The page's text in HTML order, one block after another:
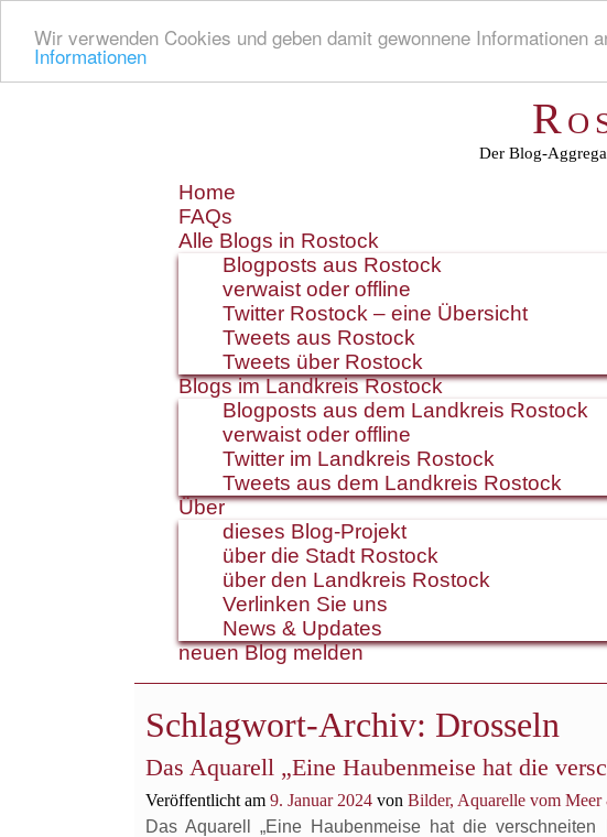
Wir verwenden Cookies und geben damit gewonnene Informationen
Informationen
Der Blog-
Inhalt
springen
Home
FAQs
Alle Blogs in Rostock
Blogposts aus Rostock
verwaist oder offline
Twitter Rostock – eine Übersicht
Tweets aus Rostock
Tweets über Rostock
Blogs im Landkreis Rostock
Blogposts aus dem Landkreis Rostock
verwaist oder offline
Twitter im Landkreis Rostock
Tweets aus dem Landkreis Rostock
Über
dieses Blog-Projekt
über die Stadt Rostock
über den Landkreis Rostock
Verlinken Sie uns
News & Updates
neuen Blog melden
Schlagwort-Archiv: Drosseln
Das Aquarell „Eine Haubenmeise hat die
Veröffentlicht am 9. Januar 2024 von Bilder, Aquarelle vom
Das Aquarell „Eine Haubenmeise hat die